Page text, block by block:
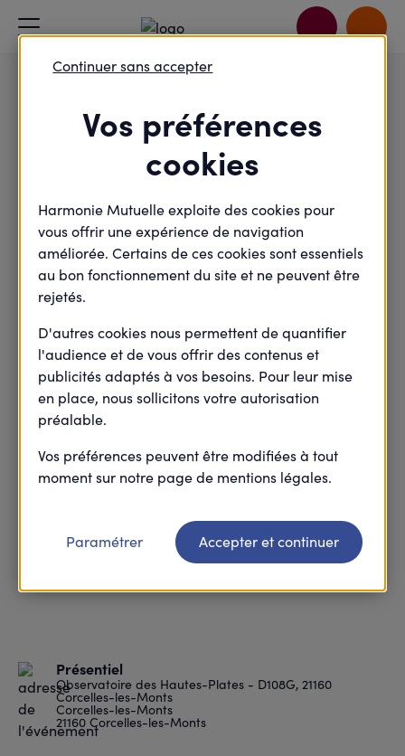
Accueil
Je passe à l'action
Initiation à la marche nordique
Sport - Alimentation
Initiation à la marche
nordique
Présentiel
Observatoire des Hautes-Plates - D108G, 21160
Corcelles-les-Monts
Corcelles-les-Monts
21160 Corcelles-les-Monts
Mercredi
22
2024
Vos préférences
cookies
Harmonie Mutuelle exploite des cookies pour
vous offrir une expérience de navigation
améliorée. Certains de ces cookies sont essentiels
au bon fonctionnement du site et ne peuvent être
rejetés.
D'autres cookies nous permettent de quantifier
l'audience et de vous offrir des contenus et
publicités adaptés à vos besoins. Pour leur mise
en place, nous sollicitons votre autorisation
préalable.
Vos préférences peuvent être modifiées à tout
moment sur notre page de mentions légales.
Continuer sans accepter
Paramétrer Accepter et continuer